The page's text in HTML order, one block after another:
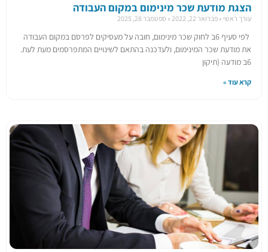
הצגת מודעת שכר מינימום במקום העבודה
עורך ראשי פברואר 22, 2022 ספטמבר 28, 2025
​לפי סעיף 6ב לחוק שכר מינימום, חובה על מעסיקים לפרסם במקום העבודה
את מודעת שכר המינימום, ולעדכנה בהתאם לשינויים המתפרסמים מעת לעת.
6ב מודעה (תיקון
קרא עוד »